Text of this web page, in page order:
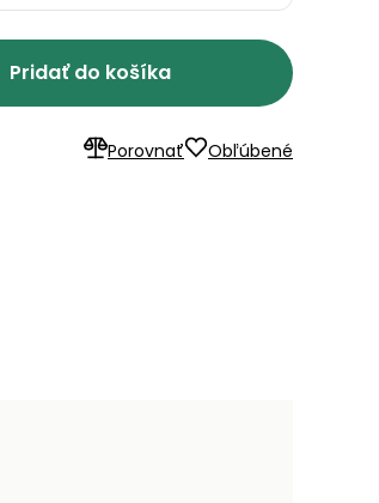
Pridať do košíka
Porovnať Obľúbené